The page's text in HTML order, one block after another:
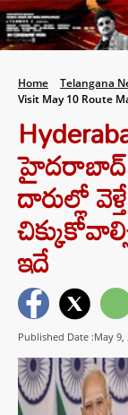
Home Telangana
Visit May 10 Route
హైదరాబాద్
దారుల్లో
ఇదే
Published Date :May 9,